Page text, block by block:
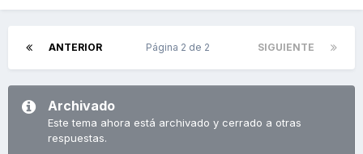
ANTERIOR SIGUIENTE
Página 2 de 2
Archivado
Este tema ahora está archivado y cerrado a otras
respuestas.